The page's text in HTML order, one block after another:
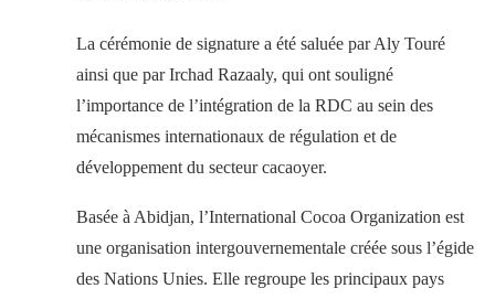
La cérémonie de signature a été saluée par Aly Touré
ainsi que par Irchad Razaaly, qui ont souligné
l’importance de l’intégration de la RDC au sein des
mécanismes internationaux de régulation et de
développement du secteur cacaoyer.
Basée à Abidjan, l’International Cocoa Organization est
une organisation intergouvernementale créée sous l’égide
des Nations Unies. Elle regroupe les principaux pays